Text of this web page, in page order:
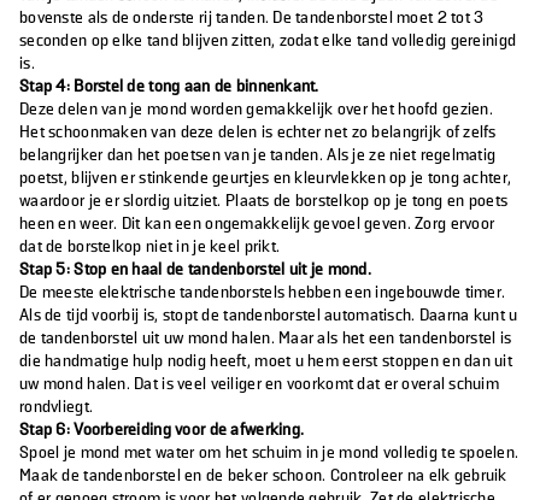
bovenste als de onderste rij tanden. De tandenborstel moet 2 tot 3
seconden op elke tand blijven zitten, zodat elke tand volledig gereinigd
is.
Stap 4: Borstel de tong aan de binnenkant.
Deze delen van je mond worden gemakkelijk over het hoofd gezien.
Het schoonmaken van deze delen is echter net zo belangrijk of zelfs
belangrijker dan het poetsen van je tanden. Als je ze niet regelmatig
poetst, blijven er stinkende geurtjes en kleurvlekken op je tong achter,
waardoor je er slordig uitziet. Plaats de borstelkop op je tong en poets
heen en weer. Dit kan een ongemakkelijk gevoel geven. Zorg ervoor
dat de borstelkop niet in je keel prikt.
Stap 5: Stop en haal de tandenborstel uit je mond.
De meeste elektrische tandenborstels hebben een ingebouwde timer.
Als de tijd voorbij is, stopt de tandenborstel automatisch. Daarna kunt u
de tandenborstel uit uw mond halen. Maar als het een tandenborstel is
die handmatige hulp nodig heeft, moet u hem eerst stoppen en dan uit
uw mond halen. Dat is veel veiliger en voorkomt dat er overal schuim
rondvliegt.
Stap 6: Voorbereiding voor de afwerking.
Spoel je mond met water om het schuim in je mond volledig te spoelen.
Maak de tandenborstel en de beker schoon. Controleer na elk gebruik